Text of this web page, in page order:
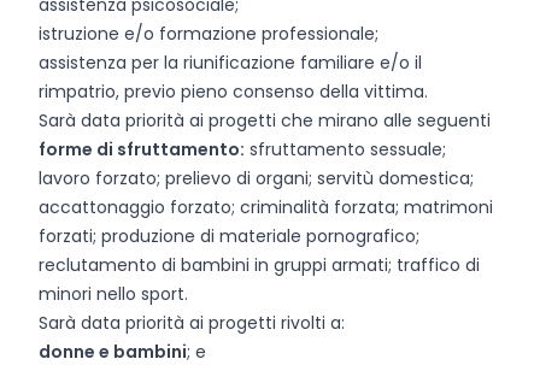
assistenza psicosociale;
istruzione e/o formazione professionale;
assistenza per la riunificazione familiare e/o il
rimpatrio, previo pieno consenso della vittima.
Sarà data priorità ai progetti che mirano alle seguenti
forme di sfruttamento: sfruttamento sessuale;
lavoro forzato; prelievo di organi; servitù domestica;
accattonaggio forzato; criminalità forzata; matrimoni
forzati; produzione di materiale pornografico;
reclutamento di bambini in gruppi armati; traffico di
minori nello sport.
Sarà data priorità ai progetti rivolti a:
donne e bambini; e